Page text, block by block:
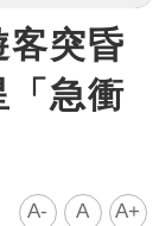
客突昏
急衝
A- A A+